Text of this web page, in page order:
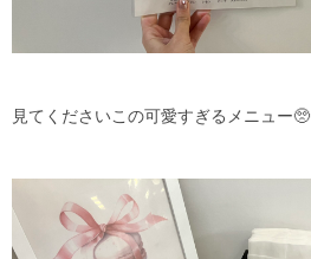
見てくださいこの可愛すぎるメニュー🥺